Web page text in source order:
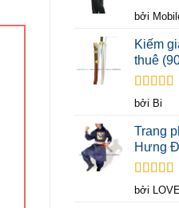
Được
bởi
Kiếm
thuê
Được xếp
bởi Bi
Trang
Hưng
Được
bởi